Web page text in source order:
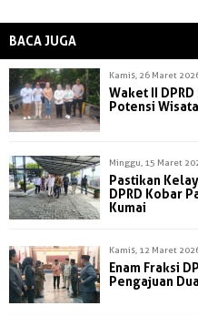
BACA JUGA
Kamis, 26 Maret
Waket II
Potensi
Minggu, 15 Maret
Pastikan
DPRD Kobar
Kumai
Kamis, 12 Maret
Enam Fraksi
Pengajuan